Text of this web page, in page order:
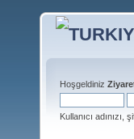
Hoşgeldiniz
Kullanıcı